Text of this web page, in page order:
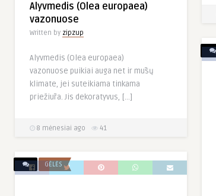
Alyvmedis (Olea europaea)
vazonuose
Written by zipzup
Alyvmedis (Olea europaea)
vazonuose puikiai auga net ir mūsų
klimate, jei suteikiama tinkama
priežiūra. Jis dekoratyvus, […]
8 mėnesiai ago 41
GĖLĖS